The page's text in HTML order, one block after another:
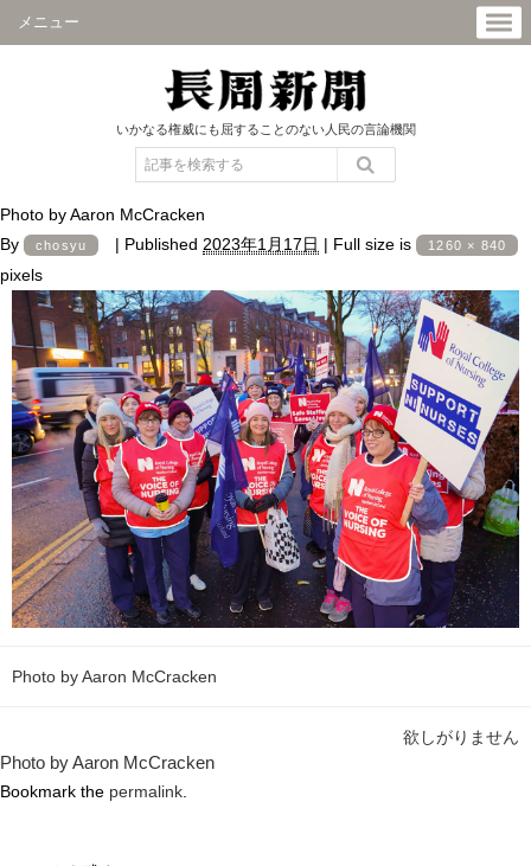
メニュー
いかなる権威にも屈することのない人民の言論機関
Photo by Aaron McCracken
By
chosyu | Published 2023年1月17日 | Full size is 1260 × 840
pixels
Photo by Aaron McCracken
欲しがりません
Photo by Aaron McCracken
Bookmark the permalink